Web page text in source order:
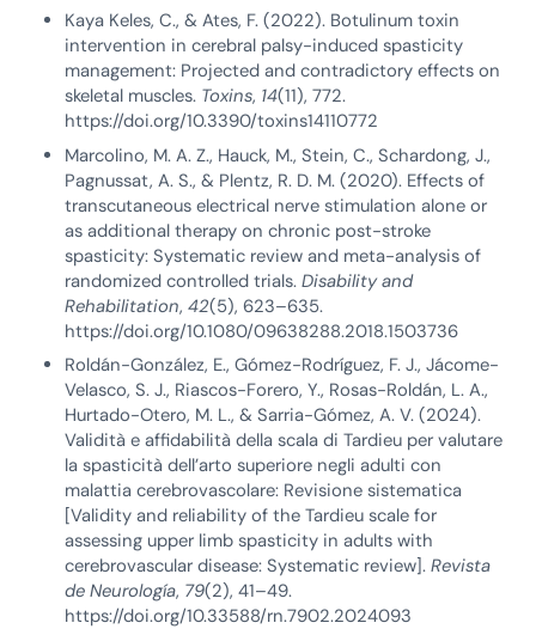
Kaya Keles, C., & Ates, F. (2022). Botulinum toxin
intervention in cerebral palsy-induced spasticity
management: Projected and contradictory effects on
skeletal muscles. Toxins, 14(11), 772.
https://doi.org/10.3390/toxins14110772
Marcolino, M. A. Z., Hauck, M., Stein, C., Schardong, J.,
Pagnussat, A. S., & Plentz, R. D. M. (2020). Effects of
transcutaneous electrical nerve stimulation alone or
as additional therapy on chronic post-stroke
spasticity: Systematic review and meta-analysis of
randomized controlled trials.Disability and
Rehabilitation,42(5), 623–635.
https://doi.org/10.1080/09638288.2018.1503736
Roldán-González, E., Gómez-Rodríguez, F. J., Jácome-
Velasco, S. J., Riascos-Forero, Y., Rosas-Roldán, L. A.,
Hurtado-Otero, M. L., & Sarria-Gómez, A. V. (2024).
Validità e affidabilità della scala di Tardieu per valutare
la spasticità dell’arto superiore negli adulti con
malattia cerebrovascolare: Revisione sistematica
[Validity and reliability of the Tardieu scale for
assessing upper limb spasticity in adults with
cerebrovascular disease: Systematic review].Revista
de Neurología, 79(2), 41–49.
https://doi.org/10.33588/rn.7902.2024093